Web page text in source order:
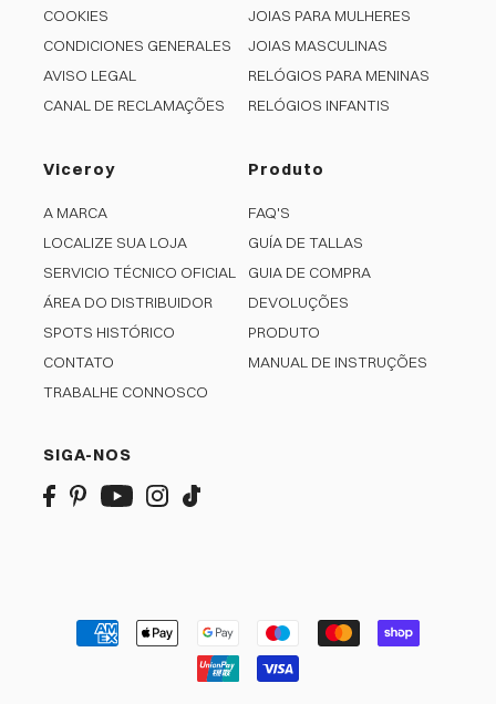
COOKIES
CONDICIONES GENERALES
AVISO LEGAL
CANAL DE RECLAMAÇÕES
JOIAS PARA MULHERES
JOIAS MASCULINAS
RELÓGIOS PARA MENINAS
RELÓGIOS INFANTIS
Viceroy
A MARCA
LOCALIZE SUA LOJA
SERVICIO TÉCNICO OFICIAL
ÁREA DO DISTRIBUIDOR
SPOTS HISTÓRICO
CONTATO
TRABALHE CONNOSCO
Produto
FAQ'S
GUÍA DE TALLAS
GUIA DE COMPRA
DEVOLUÇÕES
PRODUTO
MANUAL DE INSTRUÇÕES
SIGA-NOS